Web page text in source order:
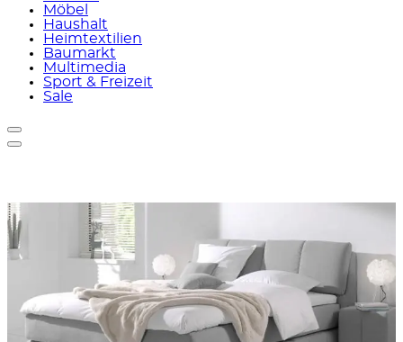
Möbel
Haushalt
Heimtextilien
Baumarkt
Multimedia
Sport & Freizeit
Sale